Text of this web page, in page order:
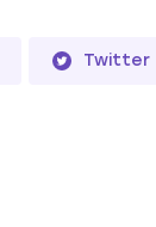
Twitter